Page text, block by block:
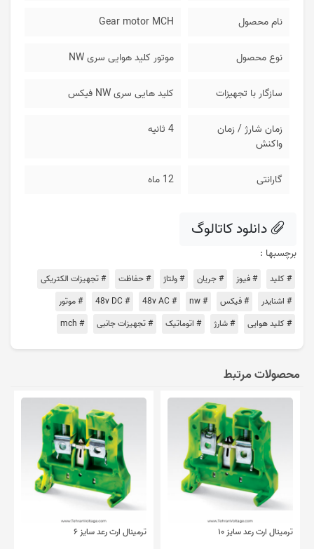
نام محصول Gear motor MCH
نوع محصول موتور کلید هوایی سری NW
سازگار با تجهیزات کلید هایی سری NW فیکس
زمان شارژ / زمان
واکنش
4 ثانیه
گارانتی 12 ماه
دانلود کاتالوگ
برچسبها :
# کلید # فیوز # جریان # ولتاژ # حفاظت
# تجهیزات الکتریکی
# اشنایدر
# فیکس # nw
# 48v AC
# 48v DC
# موتور
# کلید هوایی
# شارژ # اتوماتیک # تجهیزات جانبی # mch
محصولات مرتبط
ترمینال ارت رعد سایز ۱۰ ترمینال ارت رعد سایز ۶